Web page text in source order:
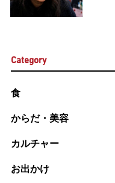
Category
食
からだ・美容
カルチャー
お出かけ